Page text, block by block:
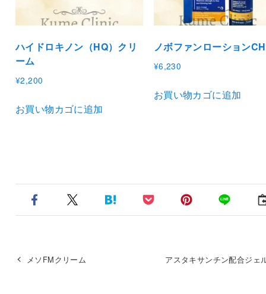
ハイドロキノン（HQ）クリ
ーム
¥2,200
お買い物カゴに追加
ノボファンローションCH
¥6,230
お買い物カゴに追加
メソFMクリーム アスタキサンチン配合ジェ